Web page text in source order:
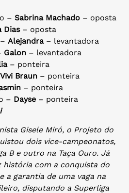
– Sabrina Machado – oposta
Dias– oposta
Alejandra– levantadora
Galon – levantadora
– ponteira
Vivi Braun – ponteira
– ponteira
– Dayse – ponteira
Gisele Miró, o Projeto do
dois vice-campeonatos,
B e outro na Taça Ouro. Já
história com a conquista do
a garantia de uma vaga na
disputando a Superliga